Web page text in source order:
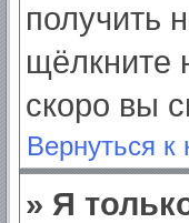
получить
щёлкните
скоро вы
Вернуться к
» Я